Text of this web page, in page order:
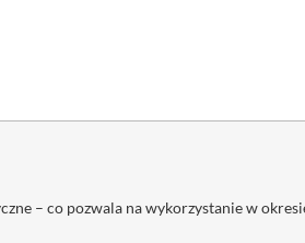
– co pozwala na wykorzystanie w